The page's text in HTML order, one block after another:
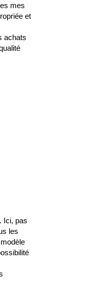
mes
et
achats
Ici, pas
les